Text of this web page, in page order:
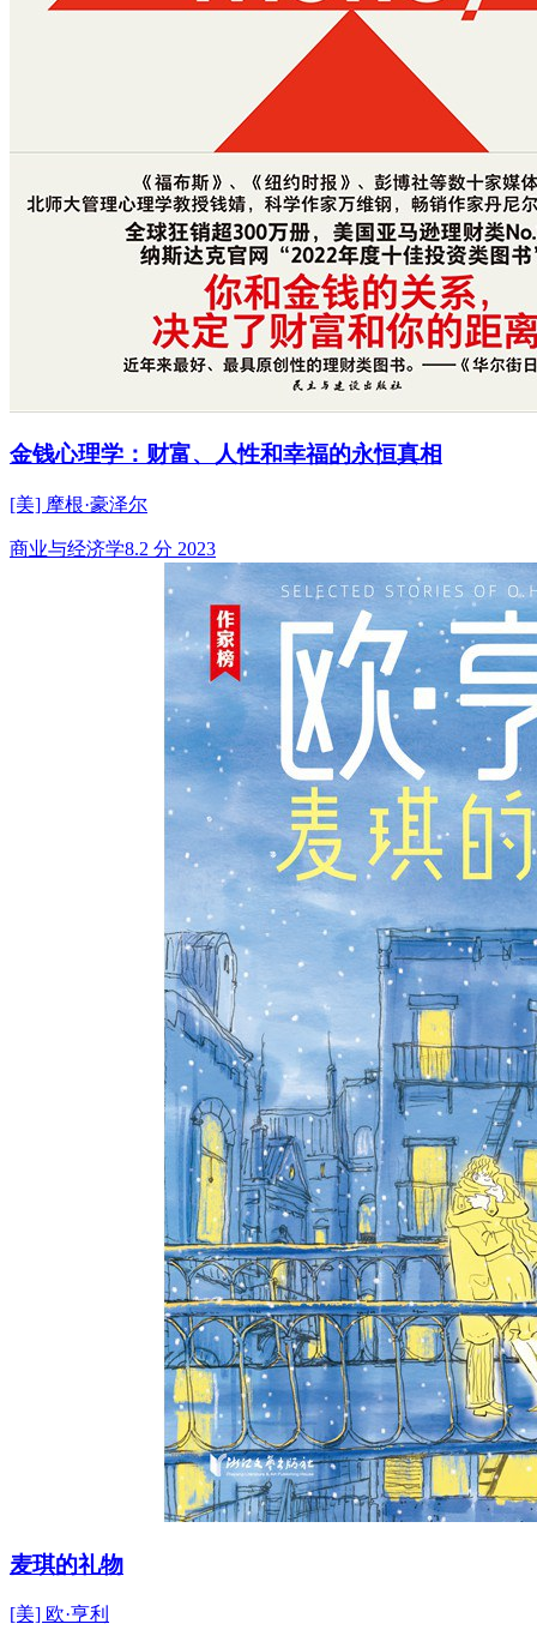
金钱心理学：财富、人性和幸福的永恒真相
[美] 摩根·豪泽尔
商业与经济学8.2 分 2023
麦琪的礼物
[美] 欧·亨利